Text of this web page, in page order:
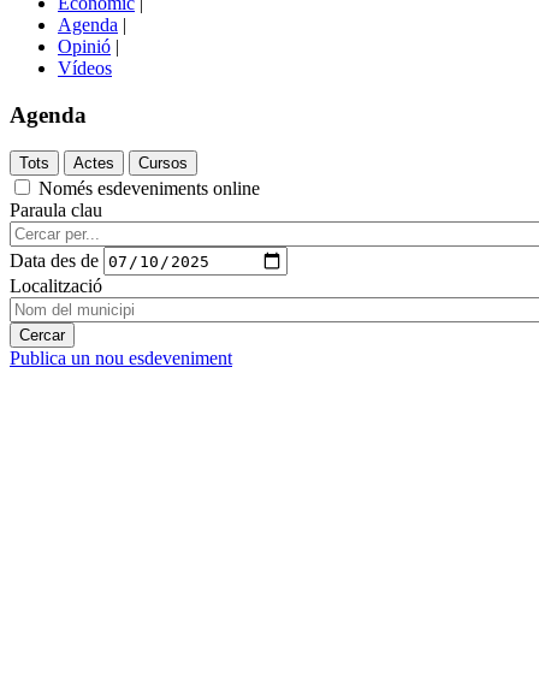
Agenda |
Opinió |
Vídeos
Agenda
Només esdeveniments online
Paraula clau
Data des de
Localització
Publica un nou esdeveniment